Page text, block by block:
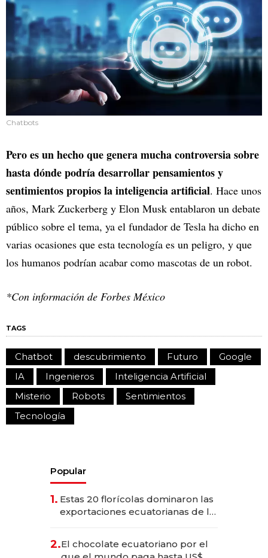
Chatbots
Pero es un hecho que genera mucha controversia sobre
hasta dónde podría desarrollar pensamientos y
sentimientos propios la inteligencia artificial. Hace unos
años, Mark Zuckerberg y Elon Musk entablaron un debate
público sobre el tema, ya el fundador de Tesla ha dicho en
varias ocasiones que esta tecnología es un peligro, y que
los humanos podrían acabar como mascotas de un robot.
*Con información de Forbes México
TAGS
Chatbot descubrimiento Futuro
Google
IA
Ingenieros
Inteligencia Artificial
Misterio
Robots
Sentimientos
Tecnología
Popular
1. Estas 20 florícolas dominaron las
exportaciones ecuatorianas de la
2.El chocolate ecuatoriano por el